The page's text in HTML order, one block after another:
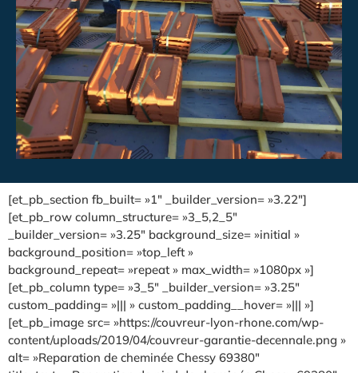
[et_pb_section fb_built= »1″ _builder_version= »3.22″]
[et_pb_row column_structure= »3_5,2_5″
_builder_version= »3.25″ background_size= »initial »
background_position= »top_left »
background_repeat= »repeat » max_width= »1080px »]
[et_pb_column type= »3_5″ _builder_version= »3.25″
custom_padding= »||| » custom_padding__hover= »||| »]
[et_pb_image src= »https://couvreur-lyon-rhone.com/wp-
content/uploads/2019/04/couvreur-garantie-decennale.png »
alt= »Reparation de cheminée Chessy 69380″